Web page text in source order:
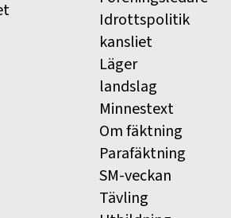
Idrottspolitik
kansliet
Läger
landslag
Minnestext
Om fäktning
Parafäktning
SM-veckan
Tävling